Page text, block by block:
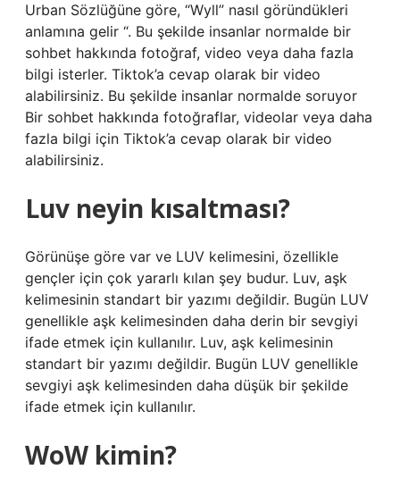
Urban Sözlüğüne göre, “Wyll” nasıl göründükleri
anlamına gelir “. Bu şekilde insanlar normalde bir
sohbet hakkında fotoğraf, video veya daha fazla
bilgi isterler. Tiktok’a cevap olarak bir video
alabilirsiniz. Bu şekilde insanlar normalde soruyor
Bir sohbet hakkında fotoğraflar, videolar veya daha
fazla bilgi için Tiktok’a cevap olarak bir video
alabilirsiniz.
Luv neyin kısaltması?
Görünüşe göre var ve LUV kelimesini, özellikle
gençler için çok yararlı kılan şey budur. Luv, aşk
kelimesinin standart bir yazımı değildir. Bugün LUV
genellikle aşk kelimesinden daha derin bir sevgiyi
ifade etmek için kullanılır. Luv, aşk kelimesinin
standart bir yazımı değildir. Bugün LUV genellikle
sevgiyi aşk kelimesinden daha düşük bir şekilde
ifade etmek için kullanılır.
WoW kimin?